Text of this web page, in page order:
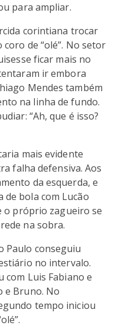
para ampliar.
corintiana trocar
coro de “olé”. No setor
ficar mais no
ir embora
Mendes também
na linha de fundo.
“Ah, que é isso?
mais evidente
falha defensiva. Aos
da esquerda, e
de bola com Lucão
o próprio zagueiro se
na sobra.
Paulo conseguiu
no intervalo.
com Luis Fabiano e
e Bruno. No
tempo iniciou